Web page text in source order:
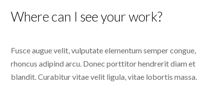
Where can I see your work?
Fusce augue velit, vulputate elementum semper congue,
rhoncus adipind arcu. Donec porttitor hendrerit diam et
blandit. Curabitur vitae velit ligula, vitae lobortis massa.